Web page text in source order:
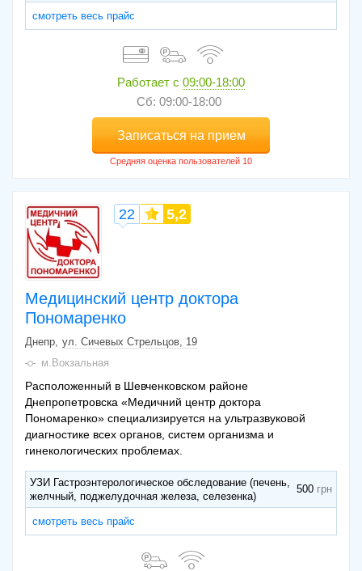
смотреть весь прайс
Работает с 09:00-18:00
Сб: 09:00-18:00
Записаться на прием
Медицинский центр доктора
Пономаренко
22 5,2
Днепр ул. Сичевых Стрельцов, 19
м.Вокзальная
Расположенный в Шевченковском районе
Днепропетровска «Медичний центр доктора
Пономаренко» специализируется на ультразвуковой
диагностике всех органов, систем организма и
гинекологических проблемах.
УЗИ Гастроэнтерологическое обследование (печень,
желчный, поджелудочная железа, селезенка)
500
смотреть весь прайс